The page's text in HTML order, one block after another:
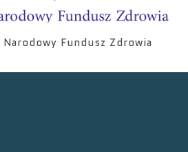
Narodowy Fundusz Zdrowia